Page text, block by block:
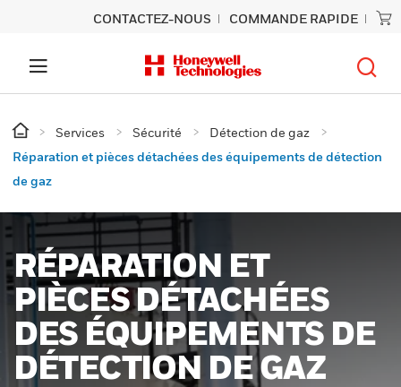
CONTACTEZ-NOUS COMMANDE RAPIDE
Services Sécurité
Détection de gaz
Réparation et pièces détachées des équipements de détection
de gaz
RÉPARATION ET
PIÈCES DÉTACHÉES
DES ÉQUIPEMENTS DE
DÉTECTION DE GAZ